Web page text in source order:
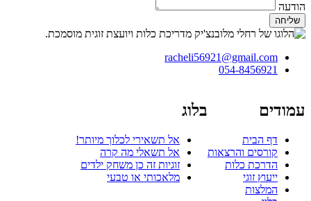
הודעה
שליחה
racheli56921@gmail.com
054-8456921
עמודים
דף הבית
קורסים והרצאות
הדרכת כלות
ייעוץ זוגי
המלצות
בלוג
אל תשאירי לכלוך מיותר!
אל תשאלי מה קרה
זוגיות זה כן משחק ילדים
מלאכותי או טבעי